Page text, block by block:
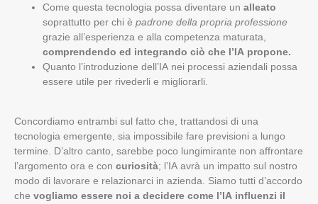
Come questa tecnologia possa diventare un alleato
soprattutto per chi è padrone della propria professione
grazie all’esperienza e alla competenza maturata,
comprendendo ed integrando ciò che l’IA propone.
Quanto l’introduzione dell’IA nei processi aziendali possa
essere utile per rivederli e migliorarli.
Concordiamo entrambi sul fatto che, trattandosi di una
tecnologia emergente, sia impossibile fare previsioni a lungo
termine. D’altro canto, sarebbe poco lungimirante non affrontare
l’argomento ora e con curiosità; l’IA avrà un impatto sul nostro
modo di lavorare e relazionarci in azienda. Siamo tutti d’accordo
che vogliamo essere noi a decidere come l’IA influenzi il